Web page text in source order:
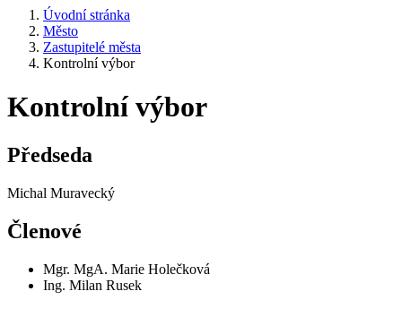
Úvodní stránka
Město
Zastupitelé města
Kontrolní výbor
Kontrolní výbor
Předseda
Michal Muravecký
Členové
Mgr. MgA. Marie Holečková
Ing. Milan Rusek